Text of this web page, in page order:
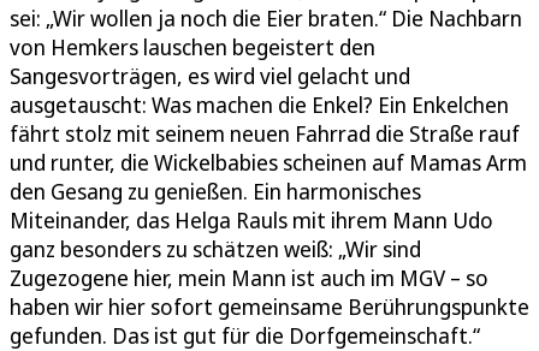
sei: „Wir wollen ja noch die Eier braten.“ Die Nachbarn
von Hemkers lauschen begeistert den
Sangesvorträgen, es wird viel gelacht und
ausgetauscht: Was machen die Enkel? Ein Enkelchen
fährt stolz mit seinem neuen Fahrrad die Straße rauf
und runter, die Wickelbabies scheinen auf Mamas Arm
den Gesang zu genießen. Ein harmonisches
Miteinander, das Helga Rauls mit ihrem Mann Udo
ganz besonders zu schätzen weiß: „Wir sind
Zugezogene hier, mein Mann ist auch im MGV – so
haben wir hier sofort gemeinsame Berührungspunkte
gefunden. Das ist gut für die Dorfgemeinschaft.“